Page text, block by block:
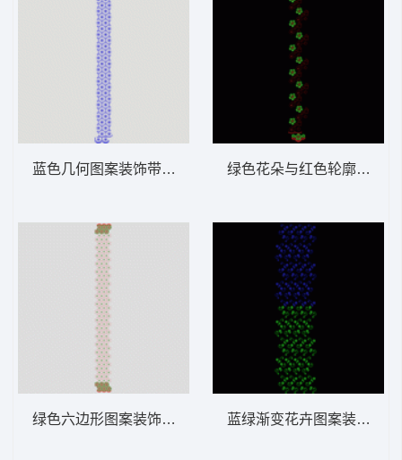
蓝色几何图案装饰带 窗帘
绿色六边形图案装饰带 窗帘
绿色花朵与红色轮廓装饰图
蓝绿渐变花卉图案装饰 窗帘